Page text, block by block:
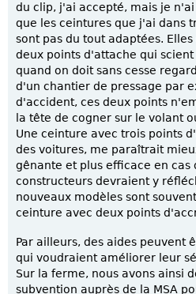
du clip, j'ai accepté, mais je
que les ceintures que j'ai dans
sont pas du tout adaptées.
deux points d'attache qui
quand on doit sans cesse
d'un chantier de pressage par
d'accident, ces deux points
la tête de cogner sur le volant
Une ceinture avec trois points
des voitures, me paraîtrait
gênante et plus efficace en cas
constructeurs devraient y
nouveaux modèles sont
ceinture avec deux points
Par ailleurs, des aides peuvent
qui voudraient améliorer leur
Sur la ferme, nous avons ainsi
subvention auprès de la MSA